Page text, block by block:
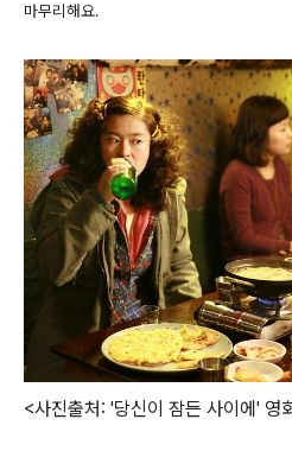
마무리해요.
<사진출처: '당신이 잠든 사이에' 영